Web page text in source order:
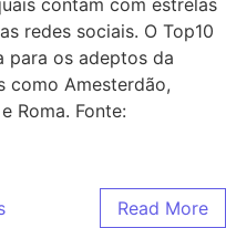
redes sociais. O Top10
para os adeptos da
como Amesterdão,
Roma. Fonte:
Read More